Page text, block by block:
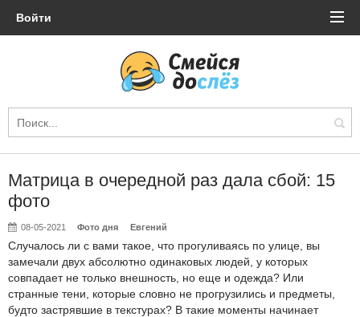
Войти
Матрица в очередной раз дала сбой: 15
фото
08-05-2021 Фото дня Евгений
Случалось ли с вами такое, что прогуливаясь по улице, вы
замечали двух абсолютно одинаковых людей, у которых
совпадает не только внешность, но еще и одежда? Или
странные тени, которые словно не прогрузились и предметы,
будто застрявшие в текстурах? В такие моменты начинает